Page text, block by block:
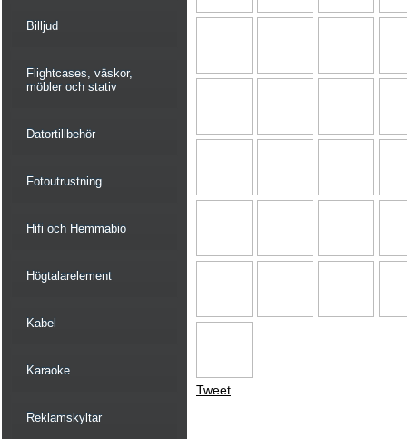
Billjud
Flightcases, väskor,
möbler och stativ
Datortillbehör
Fotoutrustning
Hifi och Hemmabio
Högtalarelement
Kabel
Karaoke
Reklamskyltar
Tweet